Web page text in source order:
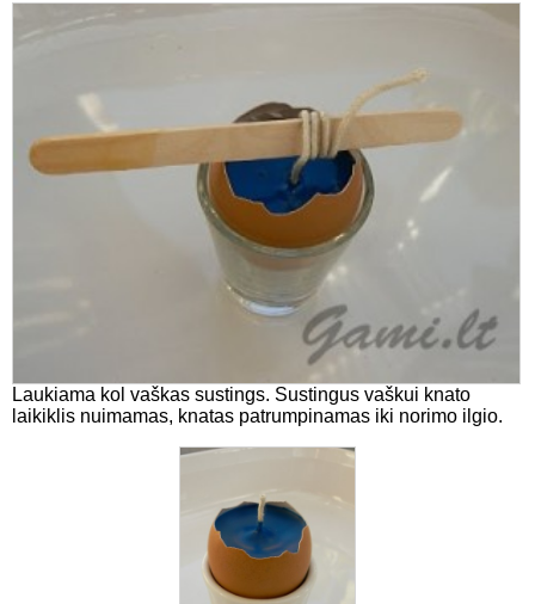
Laukiama kol vaškas sustings. Sustingus vaškui knato
laikiklis nuimamas, knatas patrumpinamas iki norimo ilgio.